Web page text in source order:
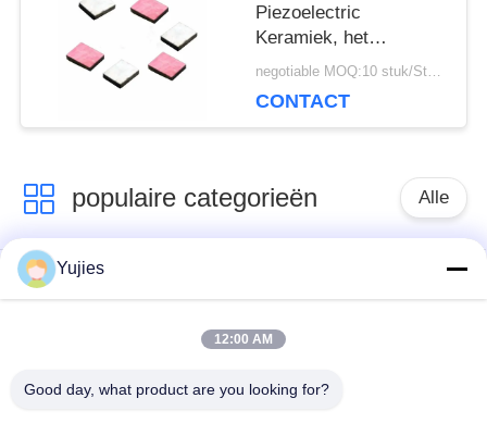
Piezoelectric
Keramiek, het
Elementen Lange
144KHz PZT
negotiable MOQ:10 stuk/Stukken
CONTACT
populaire categorieën Alle
De Ultrasone
Omvormer van PZT
Omvormer
schoonmakende
Ultrasone
Yujies
12:00 AM
Good day, what product are you looking for?